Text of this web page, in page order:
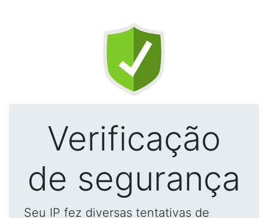
Verificação
de segurança
Seu IP fez diversas tentativas de